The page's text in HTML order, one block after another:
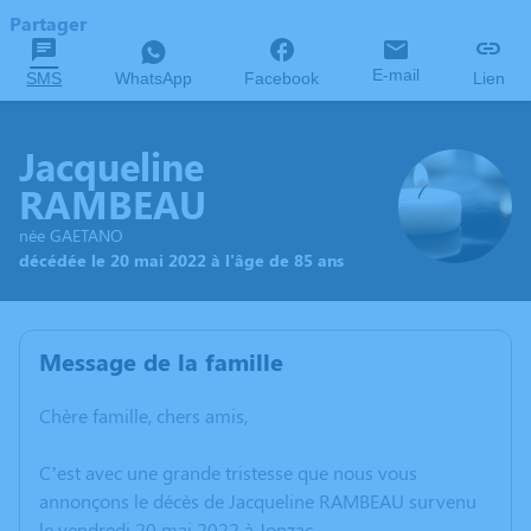
Partager
SMS WhatsApp Facebook E-mail Lien
Jacqueline
RAMBEAU
née GAETANO
décédée le 20 mai 2022 à l'âge de 85 ans
Message de la famille
Chère famille, chers amis,
C’est avec une grande tristesse que nous vous
annonçons le décès de Jacqueline RAMBEAU survenu